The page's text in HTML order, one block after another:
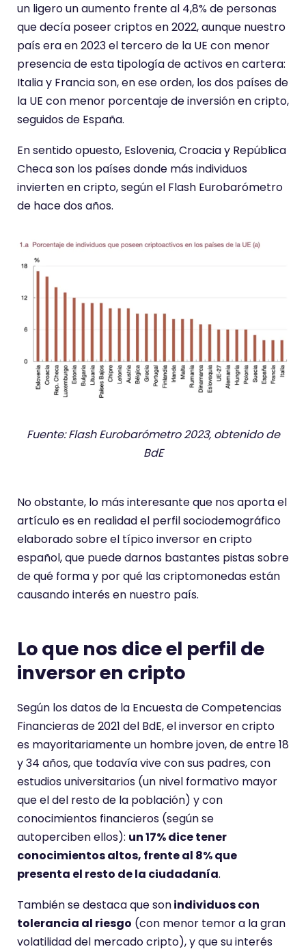
un ligero un aumento frente al 4,8% de personas
que decía poseer criptos en 2022, aunque nuestro
país era en 2023 el tercero de la UE con menor
presencia de esta tipología de activos en cartera:
Italia y Francia son, en ese orden, los dos países de
la UE con menor porcentaje de inversión en cripto,
seguidos de España.
En sentido opuesto, Eslovenia, Croacia y República
Checa son los países donde más individuos
invierten en cripto, según el Flash Eurobarómetro
de hace dos años.
Fuente: Flash Eurobarómetro 2023, obtenido de
BdE
No obstante, lo más interesante que nos aporta el
artículo es en realidad el perfil sociodemográfico
elaborado sobre el típico inversor en cripto
español, que puede darnos bastantes pistas sobre
de qué forma y por qué las criptomonedas están
causando interés en nuestro país.
Lo que nos dice el perfil de
inversor en cripto
Según los datos de la Encuesta de Competencias
Financieras de 2021 del BdE, el inversor en cripto
es mayoritariamente un hombre joven, de entre 18
y 34 años, que todavía vive con sus padres, con
estudios universitarios (un nivel formativo mayor
que el del resto de la población) y con
conocimientos financieros (según se
autoperciben ellos): un 17% dice tener
conocimientos altos, frente al 8% que
presenta el resto de la ciudadanía.
También se destaca que sonindividuos con
tolerancia al riesgo (con menor temor a la gran
volatilidad del mercado cripto), y que su interés